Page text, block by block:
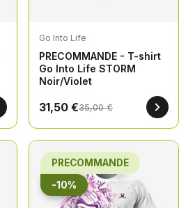
Go Into Life
PRECOMMANDE - T-shirt
Go Into Life STORM
Noir/Violet
31,50 €35,00 €
PRECOMMANDE
-10%